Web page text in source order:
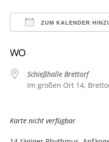
ZUM KALENDER
WO
Schießhalle Brettorf
Im großen Ort 14,
Karte nicht verfügbar